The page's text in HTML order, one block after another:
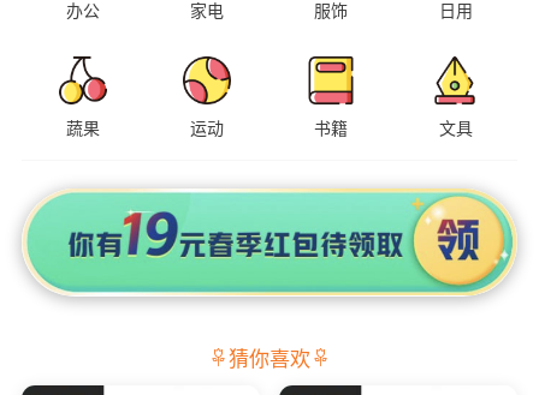
办公 家电 服饰 日用
蔬果 运动 书籍 文具
猜你喜欢